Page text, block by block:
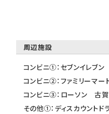
周辺施設
コンビニ①：セブンイレ
コンビニ②：ファミリー
コンビニ③：ローソン 古
その他①：ディスカウント